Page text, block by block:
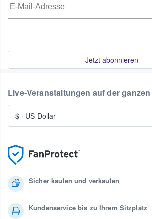
Jetzt abonnieren
Sicher kaufen und verkaufen
Kundenservice bis zu Ihrem Sitzplatz
Live-Veranstaltungen auf der ganzen
$ · US-Dollar